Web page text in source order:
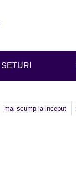
SETURI
mai scump la inceput